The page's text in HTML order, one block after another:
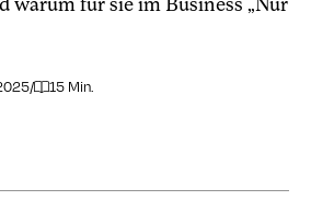
/ 15 Min.